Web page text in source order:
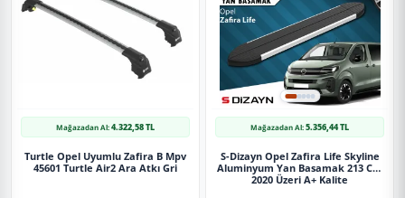
Mağazadan Al:4.322,58 TL
Turtle Opel Uyumlu Zafira B Mpv
45601 Turtle Air2 Ara Atkı Gri
Mağazadan Al:5.356,44 TL
S-Dizayn Opel Zafira Life Skyline
Aluminyum Yan Basamak 213 Cm
2020 Üzeri A+ Kalite